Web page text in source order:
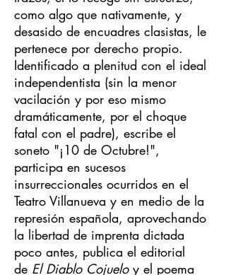
como algo que nativamente, y
desasido de encuadres clasistas, le
pertenece por derecho propio.
Identificado a plenitud con el ideal
independentista (sin la menor
vacilación y por eso mismo
dramáticamente, por el choque
fatal con el padre), escribe el
soneto "¡10 de Octubre!",
participa en sucesos
insurreccionales ocurridos en el
Teatro Villanueva y en medio de la
represión española, aprovechando
la libertad de imprenta dictada
poco antes, publica el editorial
de El Diablo Cojueloy el poema